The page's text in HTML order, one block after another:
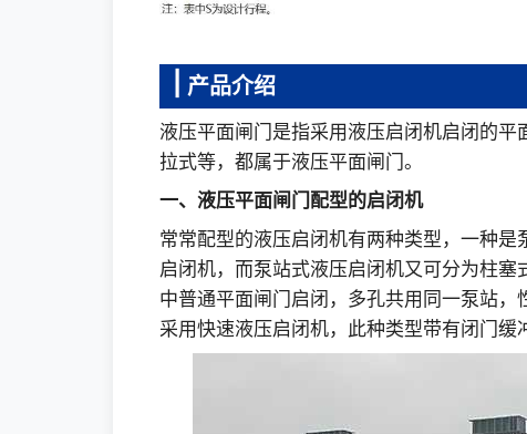
产品介绍
液压平面闸门是指采用液压启闭机启闭的
拉式等，都属于液压平面闸门。
一、液压平面闸门配型的启闭机
常常配型的液压启闭机有两种类型，一种
启闭机，而泵站式液压启闭机又可分为柱
中普通平面闸门启闭，多孔共用同一泵站
采用快速液压启闭机，此种类型带有闭门缓